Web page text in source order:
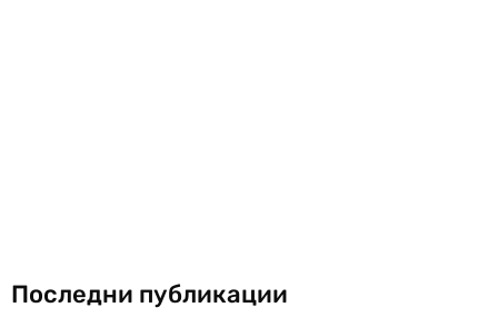
Последни публикации